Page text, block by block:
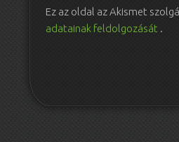
Ez az oldal az Akismet
adatainak feldolgozását .